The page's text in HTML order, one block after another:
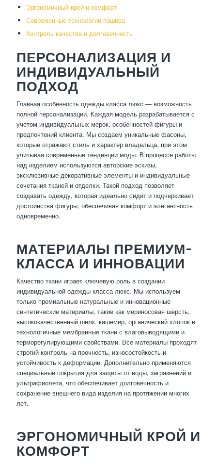
Эргономичный крой и комфорт
Современные технологии пошива
Контроль качества и долговечность
ПЕРСОНАЛИЗАЦИЯ И
ИНДИВИДУАЛЬНЫЙ
ПОДХОД
Главная особенность одежды класса люкс — возможность
полной персонализации. Каждая модель разрабатывается с
учетом индивидуальных мерок, особенностей фигуры и
предпочтений клиента. Мы создаем уникальные фасоны,
которые отражают стиль и характер владельца, при этом
учитывая современные тенденции моды. В процессе работы
над изделием используются авторские эскизы,
эксклюзивные декоративные элементы и индивидуальные
сочетания тканей и отделки. Такой подход позволяет
создавать одежду, которая идеально сидит и подчеркивает
достоинства фигуры, обеспечивая комфорт и элегантность
одновременно.
МАТЕРИАЛЫ ПРЕМИУМ-
КЛАССА И ИННОВАЦИИ
Качество ткани играет ключевую роль в создании
индивидуальной одежды класса люкс. Мы используем
только премиальные натуральные и инновационные
синтетические материалы, такие как мериносовая шерсть,
высококачественный шелк, кашемир, органический хлопок и
технологичные мембранные ткани с влаговыводящими и
терморегулирующими свойствами. Все материалы проходят
строгий контроль на прочность, износостойкость и
устойчивость к деформации. Дополнительно применяются
специальные покрытия для защиты от воды, загрязнений и
ультрафиолета, что обеспечивает долговечность и
сохранение внешнего вида изделия на протяжении многих
лет.
ЭРГОНОМИЧНЫЙ КРОЙ И
КОМФОРТ